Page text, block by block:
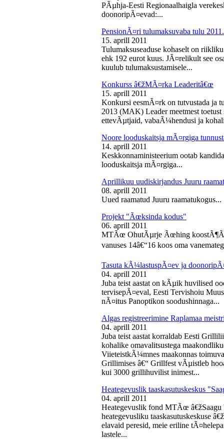
PÃµhja-Eesti Regionaalhaigla
doonoripÃ¤evad:...
PensionÃ¤ri tulumaksuvaba tulu
15. aprill 2011
Tulumaksuseaduse kohaselt on
ehk 192 eurot kuus. JÃ¤relikult see
kuulub tulumaksustamisele...
Konkurss â€žMÃ¤rka Leaderitâ€œ
15. aprill 2011
Konkursi eesmÃ¤rk on tutvustada ja
2013 (MAK) Leader meetmest
ettevÃµtjaid, vabaÃ¼hendusi ja
Noore looduskaitsja mÃ¤rgiga
14. aprill 2011
Keskkonnaministeerium ootab
looduskaitsja mÃ¤rgiga...
Aprillikuu uudiskirjandus Juuru
08. aprill 2011
Uued raamatud Juuru raamatukogus...
Projekt "Ãœksinda kodus"
06. aprill 2011
MTÃœ OhutÃµrje Ãœhing
vanuses 14â€“16 koos oma
Tasuta kÃ¼lastuspÃ¤ev ja
04. aprill 2011
Juba teist aastat on kÃµik huvilised
tervisepÃ¤eval, Eesti Tervishoiu
nÃ¤itus Panoptikon soodushinnaga...
Algas registreerimine Raplamaa
04. aprill 2011
Juba teist aastat korraldab Eesti
kohalike omavalitsustega
ViieteistkÃ¼mnes maakonnas
Grillimises â€“ Grillfest vÃµistleb
kui 3000 grillihuvilist inimest...
Heategevuslik taaskasutuskeskus
04. aprill 2011
Heategevuslik fond MTÃœ â€žSaagu
heategevusliku taaskasutuskeskuse
elavaid peresid, meie eriline
lastele...